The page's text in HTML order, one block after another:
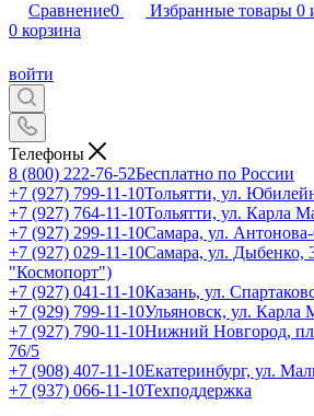
Сравнение0 Избранные товары 0
0 корзина
войти
Телефоны
8 (800) 222-76-52Бесплатно по России
+7 (927) 799-11-10Тольятти, ул.
+7 (927) 764-11-10Тольятти, ул. Карла
+7 (927) 299-11-10Самара, ул.
+7 (927) 029-11-10Самара, ул. Дыбенко,
"Космопорт")
+7 (927) 041-11-10Казань, ул.
+7 (929) 799-11-10Ульяновск, ул. Карла
+7 (927) 790-11-10Нижний Новгород,
76/5
+7 (908) 407-11-10Екатеринбург, ул.
+7 (937) 066-11-10Техподдержка